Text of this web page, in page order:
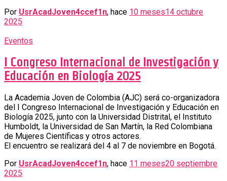
Por UsrAcadJoven4ccef1n, hace 10 meses14 octubre
2025
Eventos
I Congreso Internacional de Investigación y
Educación en Biología 2025
La Academia Joven de Colombia (AJC) será co-organizadora
del I Congreso Internacional de Investigación y Educación en
Biología 2025, junto con la Universidad Distrital, el Instituto
Humboldt, la Universidad de San Martín, la Red Colombiana
de Mujeres Científicas y otros actores.
El encuentro se realizará del 4 al 7 de noviembre en Bogotá.
Por UsrAcadJoven4ccef1n, hace 11 meses20 septiembre
2025